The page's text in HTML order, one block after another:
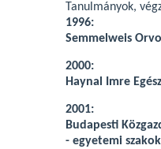
Tanulmányok,
1996:
Semmelweis
2000:
Haynal Imre
2001:
Budapesti
- egyetemi